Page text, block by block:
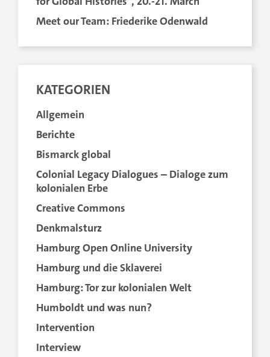
Meet our Team: Friederike Odenwald
KATEGORIEN
Allgemein
Berichte
Bismarck global
Colonial Legacy Dialogues – Dialoge zum
kolonialen Erbe
Creative Commons
Denkmalsturz
Hamburg Open Online University
Hamburg und die Sklaverei
Hamburg: Tor zur kolonialen Welt
Humboldt und was nun?
Intervention
Interview